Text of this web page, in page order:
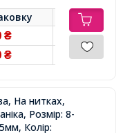
₴
₴
На нитках,
Розмір: 8-
Колір: